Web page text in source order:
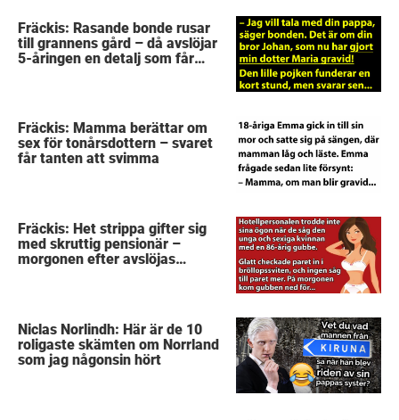
Fräckis: Rasande bonde rusar
till grannens gård – då avslöjar
5-åringen en detalj som får
Fräckis: Mamma berättar om
sex för tonårsdottern – svaret
får tanten att svimma
Fräckis: Het strippa gifter sig
med skruttig pensionär –
morgonen efter avslöjas
Niclas Norlindh: Här är de 10
roligaste skämten om Norrland
som jag någonsin hört